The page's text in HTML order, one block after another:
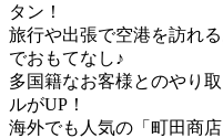
タン！
旅行や出張で空港を訪れ
でおもてなし♪
多国籍なお客様とのやり
ルがUP！
海外でも人気の「町田商